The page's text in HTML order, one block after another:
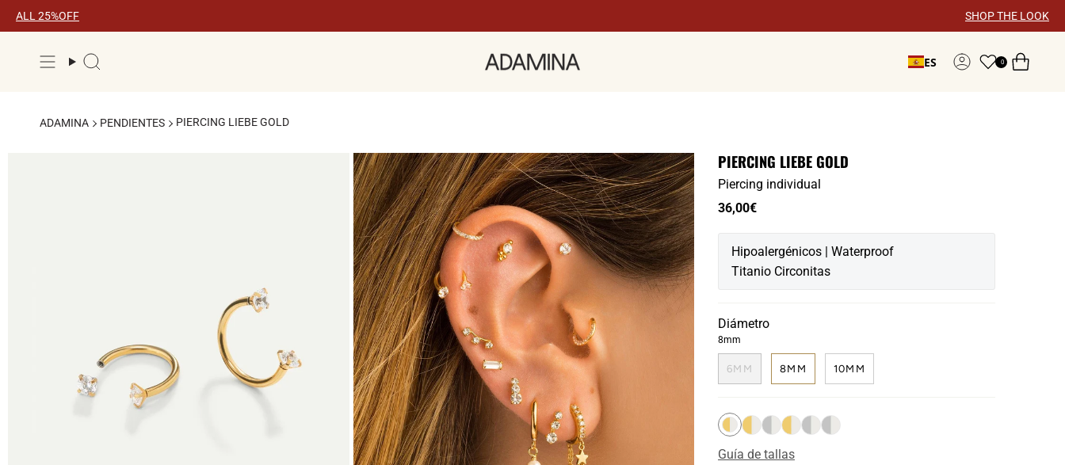
contenido
ALL 25%OFF SHOP THE LOOK
Búsqueda ES Cuenta
0
ADAMINA PENDIENTES PIERCING LIEBE GOLD
×
PIERCING LIEBE GOLD
Piercing individual
36,00€
Hipoalergénicos | Waterproof
Titanio Circonitas
Diámetro
8mm
6MM 8MM 10MM
Guía de tallas